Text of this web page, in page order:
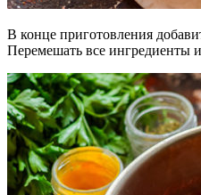
В конце приготовления
Перемешать все ингредиенты и